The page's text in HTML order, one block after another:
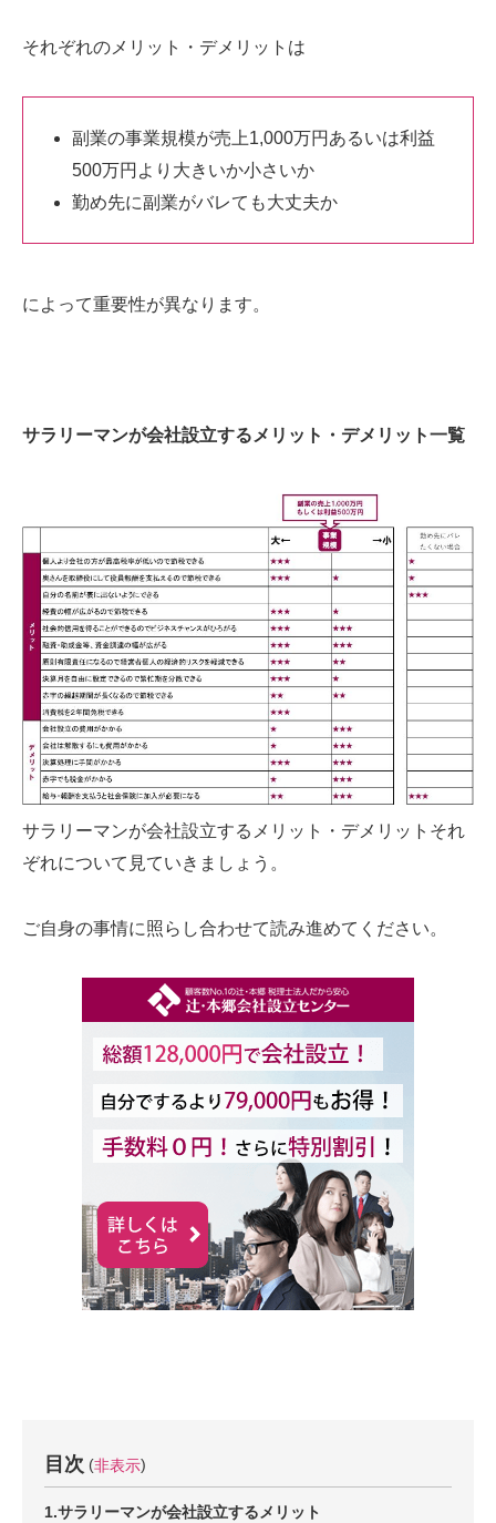
それぞれのメリット・デメリットは
副業の事業規模が売上1,000万円あるいは利益
500万円より大きいか小さいか
勤め先に副業がバレても大丈夫か
によって重要性が異なります。
サラリーマンが会社設立するメリット・デメリット一覧
サラリーマンが会社設立するメリット・デメリットそれ
ぞれについて見ていきましょう。
ご自身の事情に照らし合わせて読み進めてください。
目次 非表示
1.サラリーマンが会社設立するメリット